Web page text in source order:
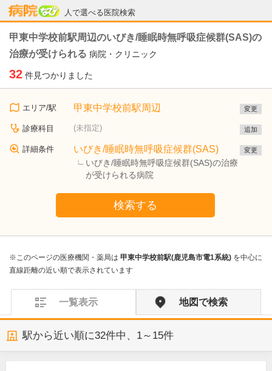
人で選べる医院検索
病院なび
甲東中学校前駅周辺のいびき/睡眠時無呼吸症候群(SAS)の
治療が受けられる 病院・クリニック
32 件見つかりました
エリア/駅 甲東中学校前駅周辺 変更
診療科目 (未指定) 追加
詳細条件 いびき/睡眠時無呼吸症候群(SAS)
いびき/睡眠時無呼吸症候群(SAS)の治療
が受けられる病院
変更
検索する
※このページの医療機関・薬局は 甲東中学校前駅(鹿児島市電1系統) を中心に
直線距離の近い順で表示されています
一覧表示 地図で検索
駅から近い順に32件中、 1～15件